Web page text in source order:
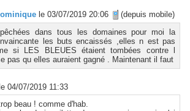
le 03/07/2019 20:06
(depuis mobile)
dans tous les domaines pour moi la
les buts encaissés ,elles n est pas
si LES BLEUES étaient tombées contre l
pas qu elles auraient gagné . Maintenant il faut
le 04/07/2019 11:33
beau ! comme d'hab.